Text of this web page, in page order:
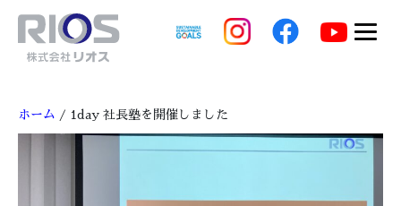
ホーム / 1day 社長塾を開催しました